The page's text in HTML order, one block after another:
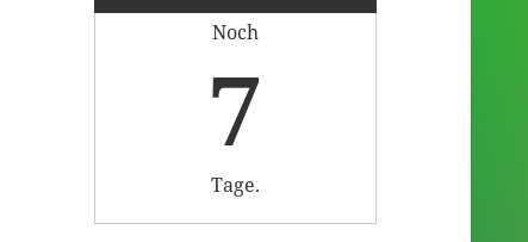
Noch
7
Tage.